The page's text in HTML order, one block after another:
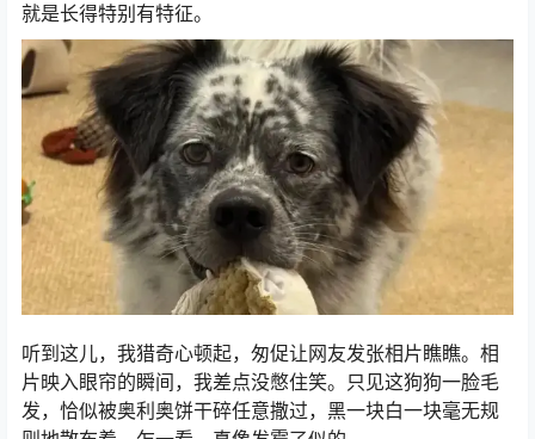
器
就是长得特别有特征。
听到这儿，我猎奇心顿起，匆促让网友发张相片瞧瞧。 相
片映入眼帘的瞬间，我差点没憋住笑。 只见这狗狗一脸毛
发，恰似被奥利奥饼干碎任意撒过，黑一块白一块毫无规